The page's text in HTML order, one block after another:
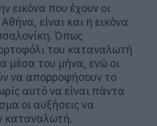
εικόνα που έχουν οι
είναι και η εικόνα
Όπως
του καταναλωτή
μέσα του μήνα, ενώ οι
να απορροφήσουν το
αυτό να είναι πάντα
οι αυξήσεις να
καταναλωτή.